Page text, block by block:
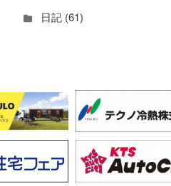
日記 (61)